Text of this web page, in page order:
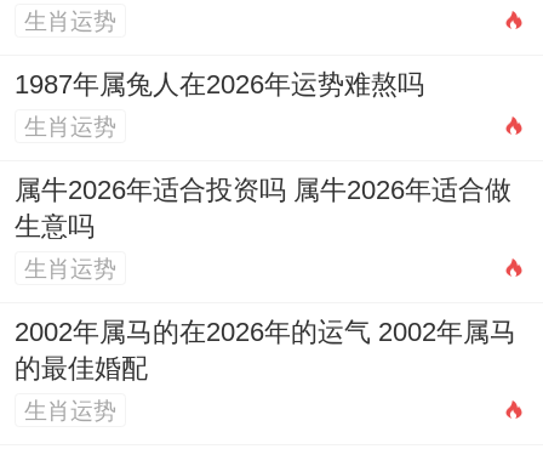
性（未土生酉金），虽生肖无合，却成财官
对复杂，需借双方八字全局比对十神、旺
八、时空方位对姻缘的辅助
九宫飞星每年流转。作用宅邸气场，2026年
一白贪狼星入中宫，此星主感情人际，属猴
者可在家居中宫位置放置
件，汉白玉双鱼标记与合，荷叶聚水为财，
生肖运势
1987年属兔人在2026年运势难熬吗
生肖运势
属牛2026年适合投资吗 属牛2026年适合做
生意吗
生肖运势
2002年属马的在2026年的运气 2002年属马
的最佳婚配
生肖运势